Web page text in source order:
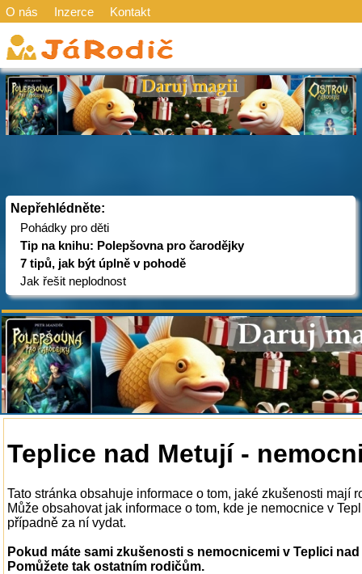
O nás Inzerce Kontakt
Nepřehlédněte:
Pohádky pro děti
Tip na knihu: Polepšovna pro čarodějky
7 tipů, jak být úplně v pohodě
Jak řešit neplodnost
Teplice nad Metují -
Tato stránka obsahuje informace o tom, jaké zkušenosti mají
Může obsahovat jak informace o tom, kde je nemocnice v
případně za ní vydat.
Pokud máte sami zkušenosti s nemocnicemi v Teplici
Pomůžete tak ostatním rodičům.